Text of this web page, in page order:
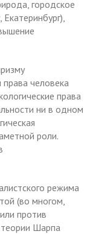
городское
человека
права
ни в одном
роли.
режима
(во многом,
против
Шарпа